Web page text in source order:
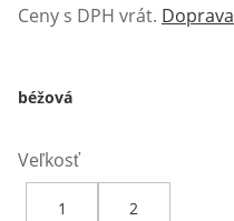
Ceny s DPH vrát. Doprava
béžová
Veľkosť
1 2